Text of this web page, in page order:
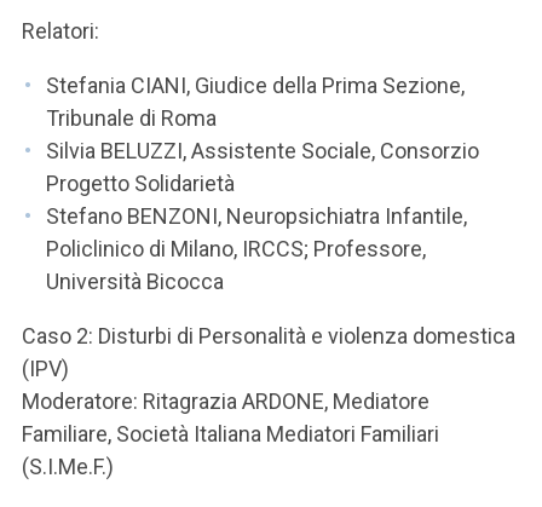
Relatori:
Stefania CIANI, Giudice della Prima Sezione,
Tribunale di Roma
Silvia BELUZZI, Assistente Sociale, Consorzio
Progetto Solidarietà
Stefano BENZONI, Neuropsichiatra Infantile,
Policlinico di Milano, IRCCS; Professore,
Università Bicocca
Caso 2: Disturbi di Personalità e violenza domestica
(IPV)
Moderatore: Ritagrazia ARDONE, Mediatore
Familiare, Società Italiana Mediatori Familiari
(S.I.Me.F.)